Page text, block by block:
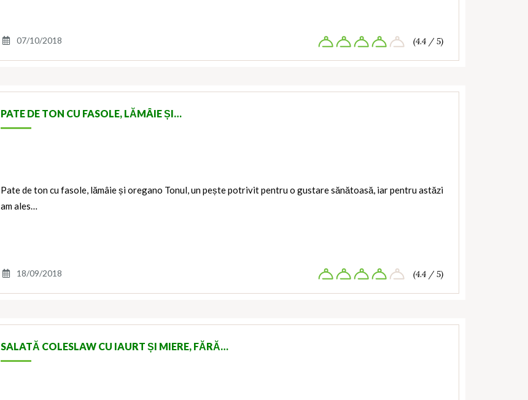
07/10/2018 (4.4 / 5)
PATE DE TON CU FASOLE, LĂMÂIE ȘI…
Pate de ton cu fasole, lămâie și oregano Tonul, un pește potrivit pentru o gustare sănătoasă, iar pentru astăzi
am ales…
18/09/2018 (4.4 / 5)
SALATĂ COLESLAW CU IAURT ȘI MIERE, FĂRĂ…